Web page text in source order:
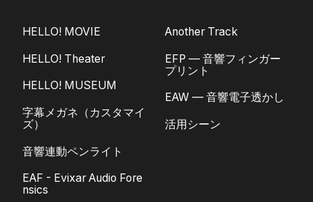
HELLO! MOVIE
HELLO! Theater
HELLO! MUSEUM
字幕メガネ（カスタマイ
ズ）
音響連動ペンライト
EAF - Evixar Audio Fore
nsics
Another Track
EFP — 音響フィンガー
プリント
EAW — 音響電子透かし
活用シーン